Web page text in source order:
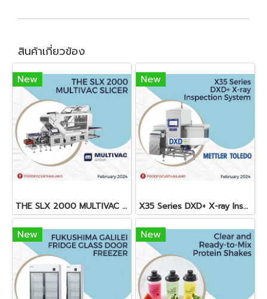
สินค้าเกี่ยวข้อง
New
THE SLX 2000 MULTIVAC SLICER
New
X35 Series DXD+ X-ray Inspection System
New New